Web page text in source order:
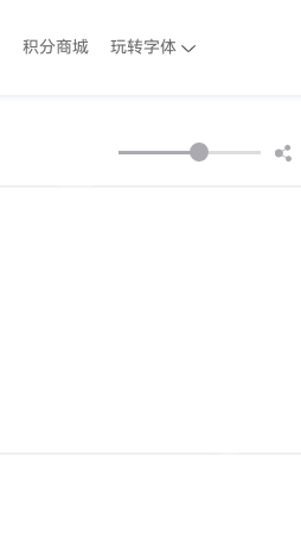
积分商城 玩转字体